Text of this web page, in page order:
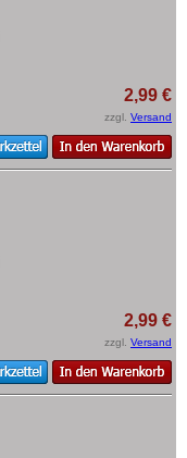
2,99 €
zzgl. Versand
2,99 €
zzgl. Versand